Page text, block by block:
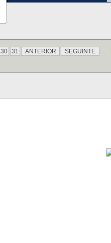
30 31 ANTERIOR SEGUINTE